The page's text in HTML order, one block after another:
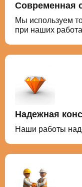
Современная
Мы используем
при наших
Надежная
Наши работы